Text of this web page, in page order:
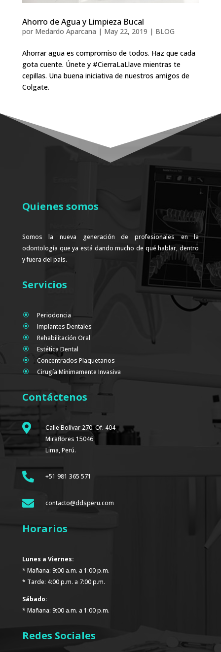
Ahorro de Agua y Limpieza Bucal
por Medardo Aparcana | May 22, 2019 | BLOG
Ahorrar agua es compromiso de todos. Haz que cada
gota cuente. Únete y #CierraLaLlave mientras te
cepillas. Una buena iniciativa de nuestros amigos de
Colgate.
Quienes somos
Somos la nueva generación de profesionales en la
odontología que ya está dando mucho de qué hablar, dentro
y fuera del país.
Servicios
\ Periodoncia
\ Implantes Dentales
\ Rehabilitación Oral
\ Estética Dental
\ Concentrados Plaquetarios
\ Cirugía Mínimamente Invasiva
Contáctenos

Calle Bolívar 270. Of. 404
Miraflores 15046
Lima, Perú.
 +51 981 365 571
 contacto@ddsperu.com
Horarios
Lunes a Viernes:
* Mañana: 9:00 a.m. a 1:00 p.m.
* Tarde: 4:00 p.m. a 7:00 p.m.
Sábado:
* Mañana: 9:00 a.m. a 1:00 p.m.
Redes Sociales